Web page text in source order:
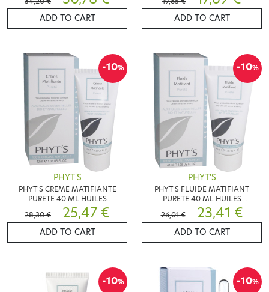
ADD TO CART ADD TO CART
-10%
PHYT'S
PHYT'S CREME MATIFIANTE
PURETE 40 ML HUILES
ESSENTIELLES
28,30 € 25,47 €
ADD TO CART
-10%
PHYT'S
PHYT'S FLUIDE MATIFIANT
PURETE 40 ML HUILES
ESSENTIELLES
26,01 € 23,41 €
ADD TO CART
-10% -10%